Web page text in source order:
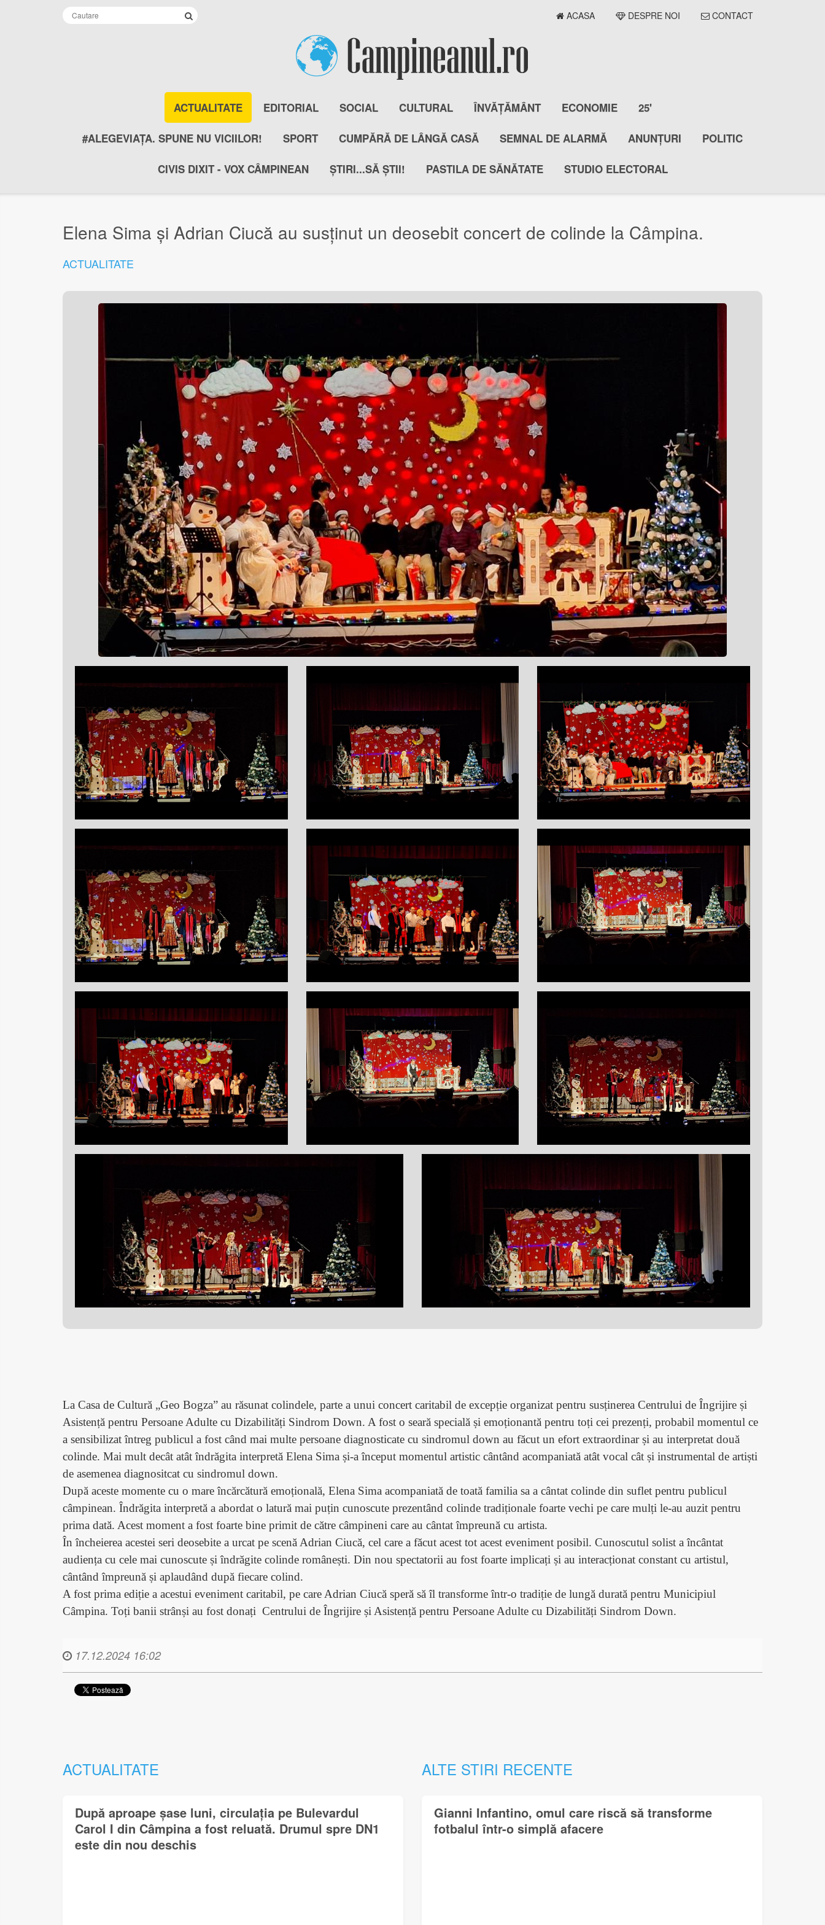
ACASA DESPRE NOI CONTACT
ACTUALITATE EDITORIAL SOCIAL CULTURAL ÎNVĂȚĂMÂNT ECONOMIE 25'
#ALEGEVIAȚA. SPUNE NU VICIILOR! SPORT CUMPĂRĂ DE LÂNGĂ CASĂ SEMNAL DE ALARMĂ ANUNȚURI POLITIC
CIVIS DIXIT - VOX CÂMPINEAN ȘTIRI...SĂ ȘTII! PASTILA DE SĂNĂTATE STUDIO ELECTORAL
Elena Sima și Adrian Ciucă au susținut un deosebit concert de colinde la Câmpina.
ACTUALITATE
La Casa de Cultură „Geo Bogza” au răsunat colindele, parte a unui concert caritabil de excepție organizat pentru susținerea Centrului de Îngrijire și
Asistență pentru Persoane Adulte cu Dizabilități Sindrom Down. A fost o seară specială și emoționantă pentru toți cei prezenți, probabil momentul ce
a sensibilizat întreg publicul a fost când mai multe persoane diagnosticate cu sindromul down au făcut un efort extraordinar și au interpretat două
colinde. Mai mult decât atât îndrăgita interpretă Elena Sima și-a început momentul artistic cântând acompaniată atât vocal cât și instrumental de artiști
de asemenea diagnositcat cu sindromul down.
După aceste momente cu o mare încărcătură emoțională, Elena Sima acompaniată de toată familia sa a cântat colinde din suflet pentru publicul
câmpinean. Îndrăgita interpretă a abordat o latură mai puțin cunoscute prezentând colinde tradiționale foarte vechi pe care mulți le-au auzit pentru
prima dată. Acest moment a fost foarte bine primit de către câmpineni care au cântat împreună cu artista.
În încheierea acestei seri deosebite a urcat pe scenă Adrian Ciucă, cel care a făcut acest tot acest eveniment posibil. Cunoscutul solist a încântat
audiența cu cele mai cunoscute și îndrăgite colinde românești. Din nou spectatorii au fost foarte implicați și au interacționat constant cu artistul,
cântând împreună și aplaudând după fiecare colind.
A fost prima ediție a acestui eveniment caritabil, pe care Adrian Ciucă speră să îl transforme într-o tradiție de lungă durată pentru Municipiul
Câmpina. Toți banii strânși au fost donați Centrului de Îngrijire și Asistență pentru Persoane Adulte cu Dizabilități Sindrom Down.
17.12.2024 16:02
ACTUALITATE
După aproape șase luni, circulația pe Bulevardul
Carol I din Câmpina a fost reluată. Drumul spre DN1
este din nou deschis
ALTE STIRI RECENTE
Gianni Infantino, omul care riscă să transforme
fotbalul într-o simplă afacere